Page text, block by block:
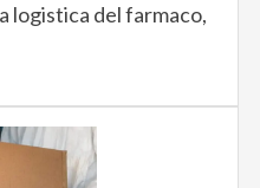
logistica del farmaco,